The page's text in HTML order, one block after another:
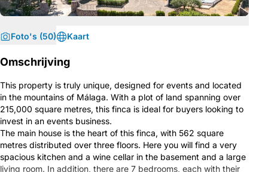
Foto's (50) Kaart
Omschrijving
This property is truly unique, designed for events and located
in the mountains of Málaga. With a plot of land spanning over
215,000 square metres, this finca is ideal for buyers looking to
invest in an events business.
The main house is the heart of this finca, with 562 square
metres distributed over three floors. Here you will find a very
spacious kitchen and a wine cellar in the basement and a large
living room. In addition, there are 7 bedrooms, each with their